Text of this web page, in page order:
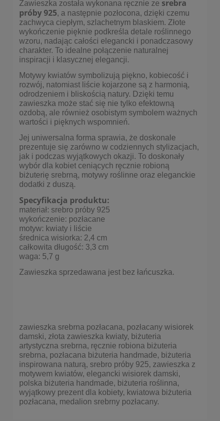
Zawieszka została wykonana ręcznie ze srebra
próby 925, a następnie pozłocona, dzięki czemu
zachwyca ciepłym, szlachetnym blaskiem. Złote
wykończenie pięknie podkreśla detale roślinnego
wzoru, nadając całości elegancki i ponadczasowy
charakter. To idealne połączenie naturalnej
inspiracji i klasycznej elegancji.
Motywy kwiatów symbolizują piękno, kobiecość i
rozwój, natomiast liście kojarzone są z harmonią,
odrodzeniem i bliskością natury. Dzięki temu
zawieszka może stać się nie tylko efektowną
ozdobą, ale również osobistym symbolem ważnych
wartości i pięknych wspomnień.
Jej uniwersalna forma sprawia, że doskonale
prezentuje się zarówno w codziennych stylizacjach,
jak i podczas wyjątkowych okazji. To doskonały
wybór dla kobiet ceniących ręcznie robioną
biżuterię srebrną, motywy roślinne oraz eleganckie
dodatki z duszą.
Specyfikacja produktu:
materiał: srebro próby 925
wykończenie: pozłacane
motyw: kwiaty i liście
średnica wisiorka: 2,4 cm
całkowita długość: 3,3 cm
waga: 5,7 g
Zawieszka sprzedawana jest bez łańcuszka.
zawieszka srebrna pozłacana, pozłacany wisiorek
damski, złota zawieszka kwiaty, biżuteria
artystyczna srebrna, ręcznie robiona biżuteria
srebrna, pozłacana biżuteria handmade, biżuteria
inspirowana naturą, srebro próby 925, zawieszka z
motywem kwiatów, elegancki wisiorek damski,
polska biżuteria handmade, biżuteria roślinna,
wyjątkowy prezent dla kobiety, kwiatowa biżuteria
pozłacana, medalion srebrny pozłacany.